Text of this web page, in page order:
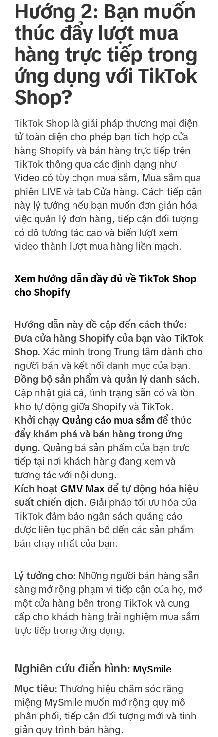
Hướng 2: Bạn muốn
thúc đẩy lượt mua
hàng trực tiếp trong
ứng dụng với TikTok
Shop?
TikTok Shop là giải pháp thương mại điện
tử toàn diện cho phép bạn tích hợp cửa
hàng Shopify và bán hàng trực tiếp trên
TikTok thông qua các định dạng như
Video có tùy chọn mua sắm, Mua sắm qua
phiên LIVE và tab Cửa hàng. Cách tiếp cận
này lý tưởng nếu bạn muốn đơn giản hóa
việc quản lý đơn hàng, tiếp cận đối tượng
có độ tương tác cao và biến lượt xem
video thành lượt mua hàng liền mạch.
Xem hướng dẫn đầy đủ về TikTok Shop
cho Shopify
Hướng dẫn này đề cập đến cách thức:
Đưa cửa hàng Shopify của bạn vào TikTok
Shop. Xác minh trong Trung tâm dành cho
người bán và kết nối danh mục của bạn.
Đồng bộ sản phẩm và quản lý danh sách.
Cập nhật giá cả, tình trạng sẵn có và tồn
kho tự động giữa Shopify và TikTok.
Khởi chạy Quảng cáo mua sắm để thúc
đẩy khám phá và bán hàng trong ứng
dụng. Quảng bá sản phẩm của bạn trực
tiếp tại nơi khách hàng đang xem và
tương tác với nội dung.
Kích hoạt GMV Max để tự động hóa hiệu
suất chiến dịch. Giải pháp tối ưu hóa của
TikTok đảm bảo ngân sách quảng cáo
được liên tục phân bổ đến các sản phẩm
bán chạy nhất của bạn.
Lý tưởng cho: Những người bán hàng sẵn
sàng mở rộng phạm vi tiếp cận của họ, mở
một cửa hàng bên trong TikTok và cung
cấp cho khách hàng trải nghiệm mua sắm
trực tiếp trong ứng dụng.
Nghiên cứu điển hình: MySmile
Mục tiêu: Thương hiệu chăm sóc răng
miệng MySmile muốn mở rộng quy mô
phân phối, tiếp cận đối tượng mới và tinh
giản quy trình bán hàng.